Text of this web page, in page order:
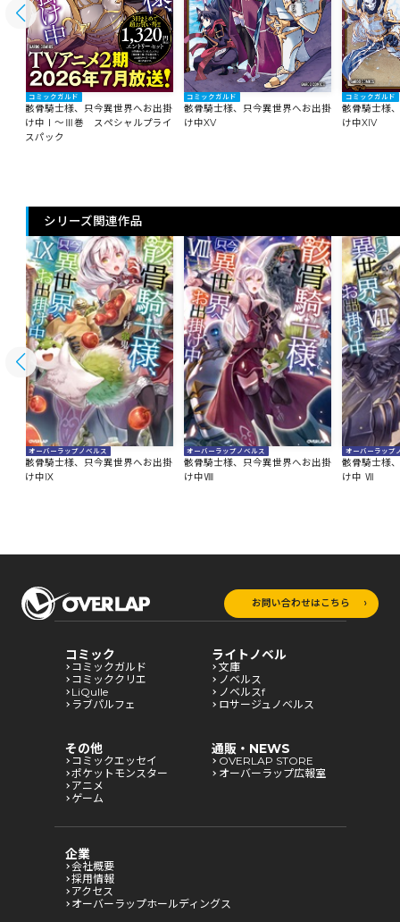
コミックガルド
骸骨騎士様、只今異世界へお出掛
け中Ⅰ～Ⅲ巻 スペシャルプライ
スパック
コミックガルド
骸骨騎士様、只今異世界へお出掛
け中XV
コミックガルド
骸骨騎士様
け中XIV
シリーズ関連作品
オーバーラップノベルス
骸骨騎士様、只今異世界へお出掛
け中Ⅸ
オーバーラップノベルス
骸骨騎士様、只今異世界へお出掛
け中Ⅷ
オーバーラップ
骸骨騎士様
け中 Ⅶ
お問い合わせはこちら
コミック
コミックガルド
コミッククリエ
LiQulle
ラブパルフェ
ライトノベル
文庫
ノベルス
ノベルスf
ロサージュノベルス
その他
コミックエッセイ
ポケットモンスター
アニメ
ゲーム
通販・NEWS
OVERLAP STORE
オーバーラップ広報室
企業
会社概要
採用情報
アクセス
オーバーラップホールディングス